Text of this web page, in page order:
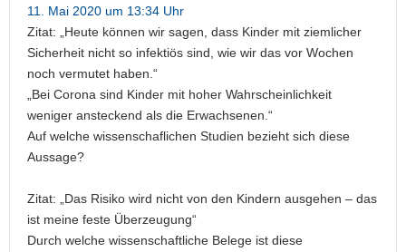
11. Mai 2020 um 13:34 Uhr
Zitat: „Heute können wir sagen, dass Kinder mit ziemlicher
Sicherheit nicht so infektiös sind, wie wir das vor Wochen
noch vermutet haben.“
„Bei Corona sind Kinder mit hoher Wahrscheinlichkeit
weniger ansteckend als die Erwachsenen.“
Auf welche wissenschaflichen Studien bezieht sich diese
Aussage?
Zitat: „Das Risiko wird nicht von den Kindern ausgehen – das
ist meine feste Überzeugung“
Durch welche wissenschaftliche Belege ist diese